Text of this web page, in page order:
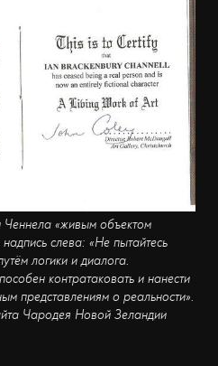
Ченнела «живым объектом
слева: «Не пытайтесь
логики и диалога.
контратаковать и нанести
представлениям о реальности».
Чародея Новой Зеландии